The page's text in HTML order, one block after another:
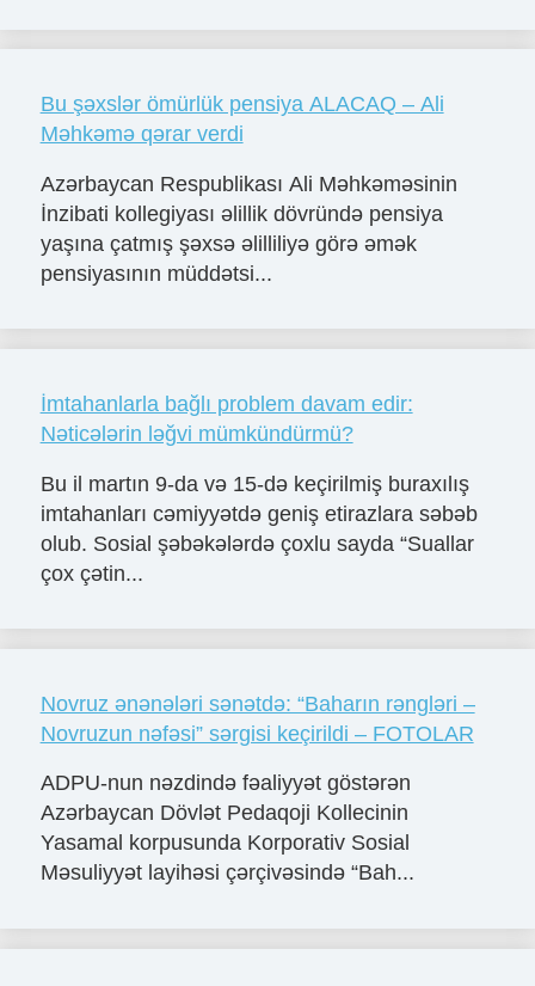
Bu şəxslər ömürlük pensiya ALACAQ – Ali
Məhkəmə qərar verdi
Azərbaycan Respublikası Ali Məhkəməsinin
İnzibati kollegiyası əlillik dövründə pensiya
yaşına çatmış şəxsə əlilliliyə görə əmək
pensiyasının müddətsi...
İmtahanlarla bağlı problem davam edir:
Nəticələrin ləğvi mümkündürmü?
Bu il martın 9-da və 15-də keçirilmiş buraxılış
imtahanları cəmiyyətdə geniş etirazlara səbəb
olub. Sosial şəbəkələrdə çoxlu sayda “Suallar
çox çətin...
Novruz ənənələri sənətdə: “Baharın rəngləri –
Novruzun nəfəsi” sərgisi keçirildi – FOTOLAR
ADPU-nun nəzdində fəaliyyət göstərən
Azərbaycan Dövlət Pedaqoji Kollecinin
Yasamal korpusunda Korporativ Sosial
Məsuliyyət layihəsi çərçivəsində “Bah...